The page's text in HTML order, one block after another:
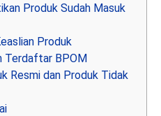
Produk Sudah Masuk
Produk
Terdaftar BPOM
Resmi dan Produk Tidak